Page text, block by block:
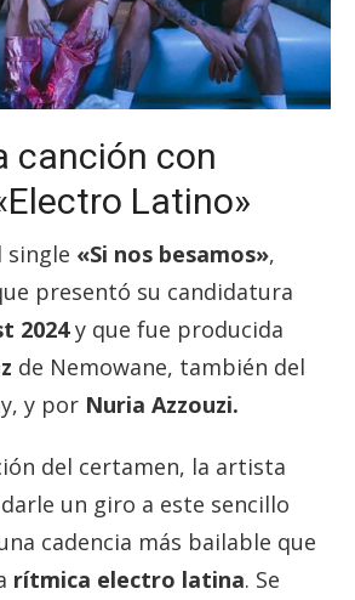
canción con
Latino»
single «Si nos besamos»,
presentó su candidatura
2024y que fue producida
de Nemowane, también del
y por Nuria Azzouzi.
del certamen, la artista
un giro a este sencillo
cadencia más bailable que
rítmica electro latina. Se